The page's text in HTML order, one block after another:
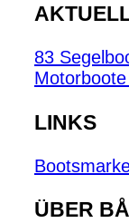
83
LINKS
ÜBER